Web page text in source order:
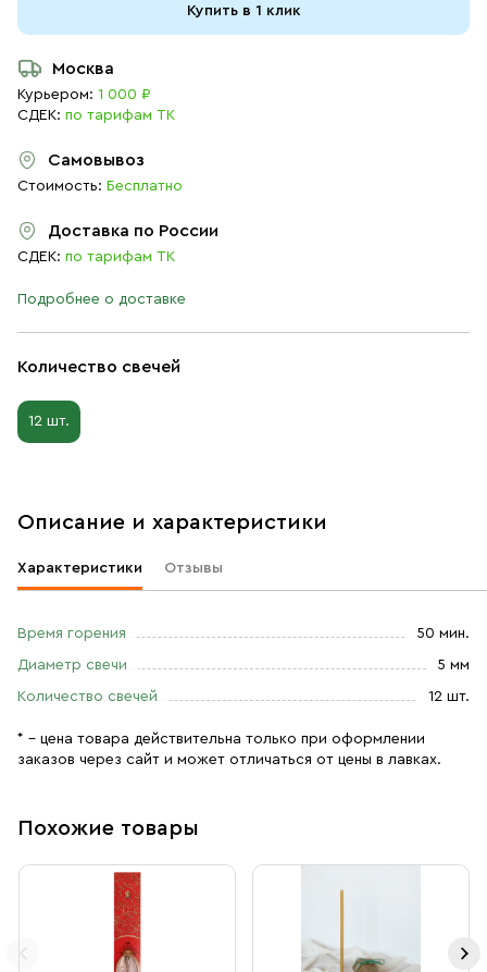
Количество свечей
12 шт.
Купить в 1 клик
Москва
Курьером: 1 000 ₽
СДЕК: по тарифам ТК
Самовывоз
Стоимость: Бесплатно
Доставка по России
СДЕК: по тарифам ТК
Подробнее о доставке
Описание и характеристики
Характеристики Отзывы
Время горения 50 мин.
Диаметр свечи 5 мм
Количество свечей 12 шт.
* – цена товара действительна только при оформлении
заказов через сайт и может отличаться от цены в лавках.
Похожие товары